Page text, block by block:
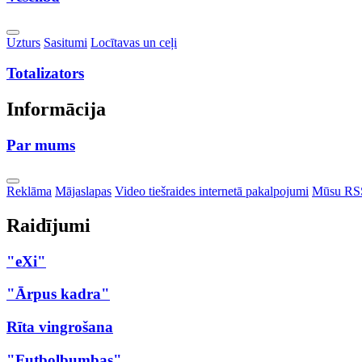
Toggle
Dropdown
Uzturs Sasitumi Locītavas un ceļi
Totalizators
Informācija
Par mums
Toggle
Dropdown
Reklāma Mājaslapas Video tiešraides internetā pakalpojumi Mūsu
Raidījumi
"eXi"
"Ārpus kadra"
Rīta vingrošana